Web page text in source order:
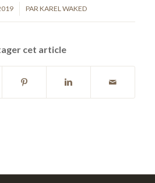
PAR KAREL WAKED
cet article